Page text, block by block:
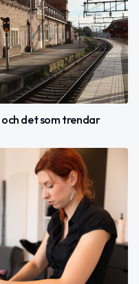
det som trendar